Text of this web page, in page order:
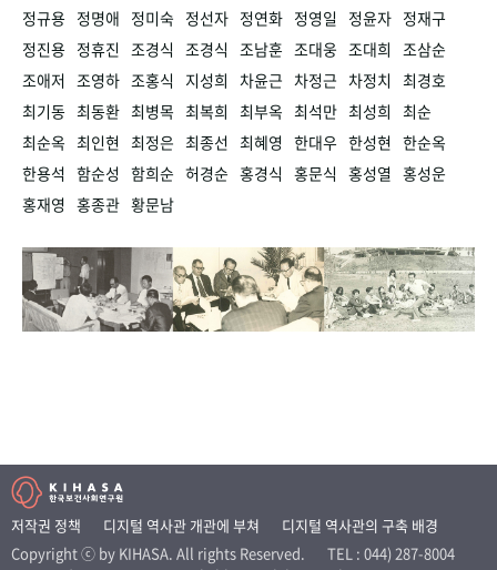
정규용 정명애 정미숙 정선자 정연화 정영일 정윤자 정재구
정진용 정휴진 조경식 조경식 조남훈 조대웅 조대희 조삼순
조애저 조영하 조홍식 지성희 차윤근 차정근 차정치 최경호
최기동 최동환 최병목 최복희 최부옥 최석만 최성희 최순
최순옥 최인현 최정은 최종선 최혜영 한대우 한성현 한순옥
한용석 함순성 함희순 허경순 홍경식 홍문식 홍성열 홍성운
홍재영 홍종관 황문남
저작권 정책 디지털 역사관 개관에 부쳐
디지털 역사관의 구축 배경
Copyright ⓒ by KIHASA. All rights Reserved.
TEL : 044) 287-8004